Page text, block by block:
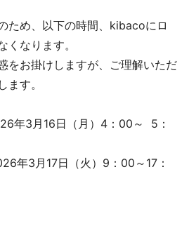
ため、以下の時間、kibacoにロ
くなります。
をお掛けしますが、ご理解いただ
ます。
年3月16日（月）4：00～ 5：
（火）9：00～17：